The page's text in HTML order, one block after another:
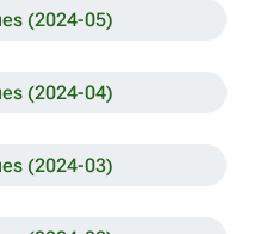
(2024-05)
(2024-04)
(2024-03)